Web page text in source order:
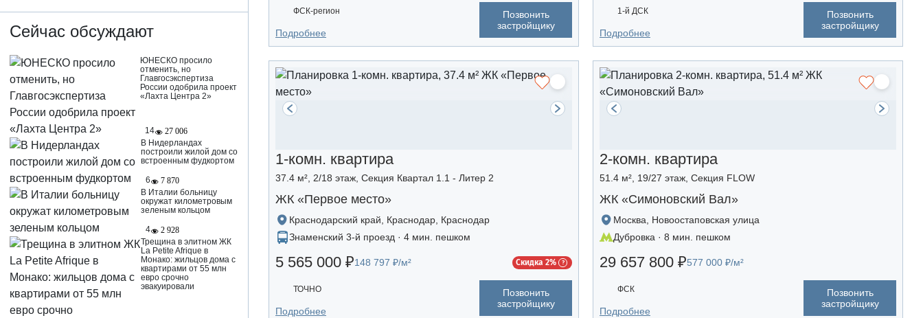
Сейчас обсуждают
ЮНЕСКО просило
отменить, но
Главгосэкспертиза
России одобрила проект
«Лахта Центра 2»
14
27 006
В Нидерландах
построили жилой дом со
встроенным фудкортом
6
7 870
В Италии больницу
окружат километровым
зеленым кольцом
4
2 928
Трещина в элитном ЖК
La Petite Afrique в
Монако: жильцов дома с
квартирами от 55 млн
евро срочно
эвакуировали
ФСК-регион
Позвонить
застройщику
Подробнее
1-й ДСК
Позвонить
застройщику
Подробнее
1-комн. квартира
37.4 м², 2/18 этаж, Секция Квартал 1.1 - Литер 2
ЖК «Первое место»
Краснодарский край, Краснодар, Краснодар
Знаменский 3-й проезд · 4 мин. пешком
5 565 000 ₽148 797 ₽/м² Скидка 2%
ТОЧНО
Позвонить
застройщику
Подробнее
2-комн. квартира
51.4 м², 19/27 этаж, Секция FLOW
ЖК «Симоновский Вал»
Москва, Новоостаповская улица
Дубровка · 8 мин. пешком
29 657 800 ₽577 000 ₽/м²
ФСК
Позвонить
застройщику
Подробнее